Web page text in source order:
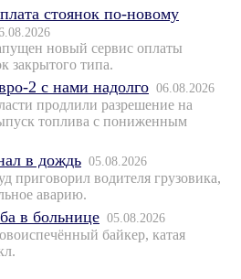
стоянок по-новому
новый сервис оплаты
закрытого типа.
2 с нами надолго 06.08.2026
продлили разрешение на
топлива с пониженным
в дождь 05.08.2026
приговорил водителя грузовика,
аварию.
в больнице 05.08.2026
байкер, катая